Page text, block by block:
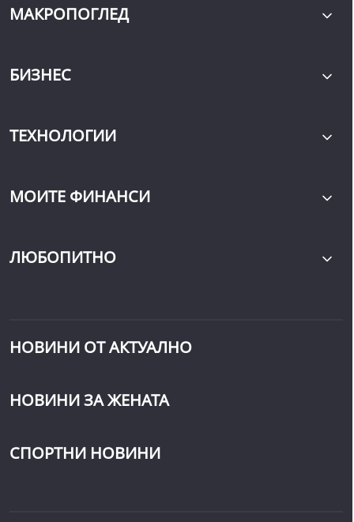
МАКРОПОГЛЕД
БИЗНЕС
ТЕХНОЛОГИИ
МОИТЕ ФИНАНСИ
ЛЮБОПИТНО
НОВИНИ ОТ АКТУАЛНО
НОВИНИ ЗА ЖЕНАТА
СПОРТНИ НОВИНИ